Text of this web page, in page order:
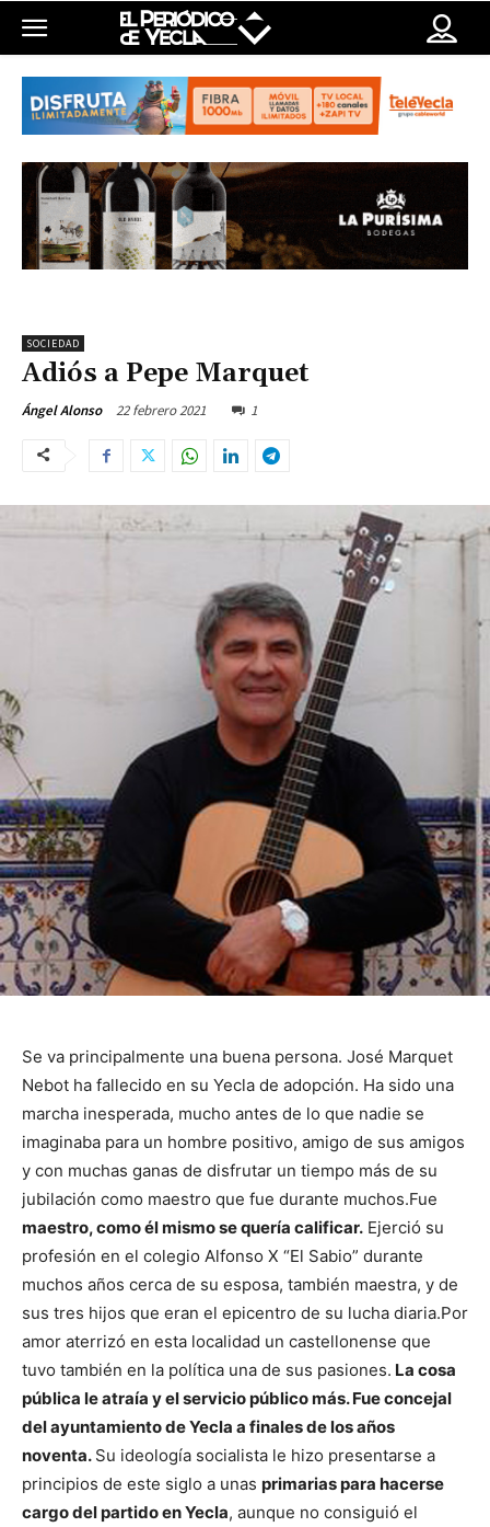
SOCIEDAD
Adiós a Pepe Marquet
Ángel Alonso 22 febrero 2021 1
Se va principalmente una buena persona. José Marquet
Nebot ha fallecido en su Yecla de adopción. Ha sido una
marcha inesperada, mucho antes de lo que nadie se
imaginaba para un hombre positivo, amigo de sus amigos
y con muchas ganas de disfrutar un tiempo más de su
jubilación como maestro que fue durante muchos.Fue
maestro, como él mismo se quería calificar. Ejerció su
profesión en el colegio Alfonso X “El Sabio” durante
muchos años cerca de su esposa, también maestra, y de
sus tres hijos que eran el epicentro de su lucha diaria.Por
amor aterrizó en esta localidad un castellonense que
tuvo también en la política una de sus pasiones. La cosa
pública le atraía y el servicio público más. Fue concejal
del ayuntamiento de Yecla a finales de los años
noventa. Su ideología socialista le hizo presentarse a
principios de este siglo a unas primarias para hacerse
cargo del partido en Yecla, aunque no consiguió el